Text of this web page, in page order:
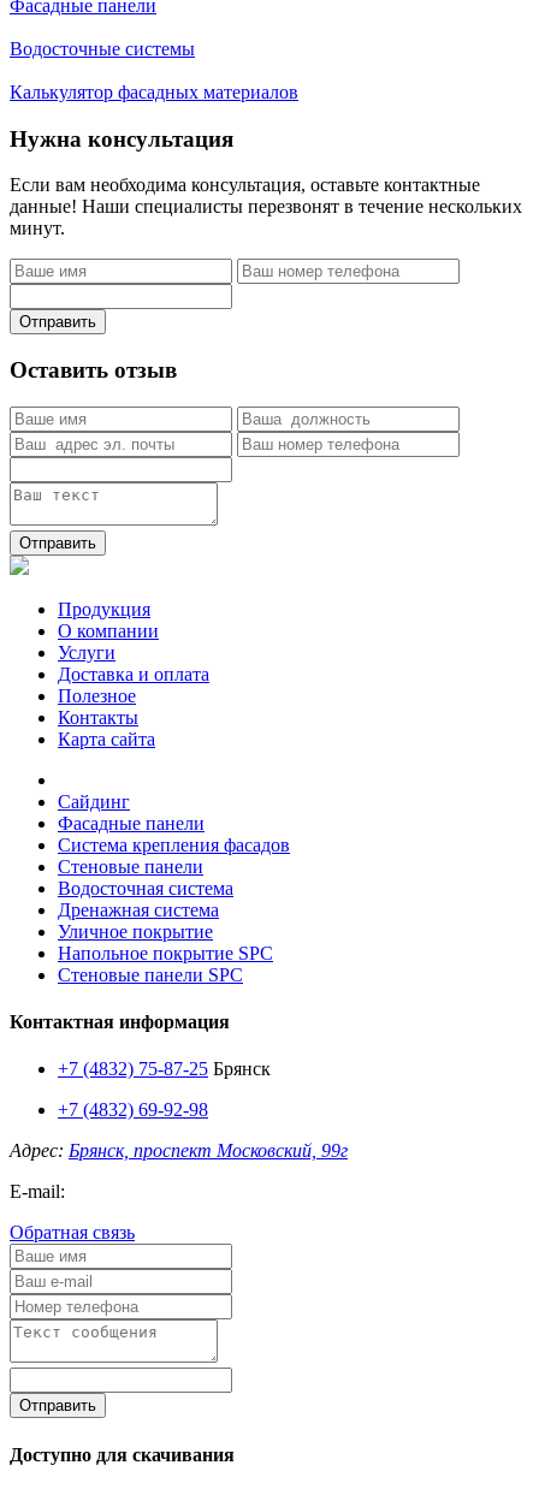
Фасадные панели
Водосточные системы
Калькулятор фасадных материалов
Нужна консультация
Если вам необходима консультация, оставьте контактные
данные! Наши специалисты перезвонят в течение нескольких
минут.
Отправить
Оставить отзыв
Отправить
Продукция
О компании
Услуги
Доставка и оплата
Полезное
Контакты
Карта сайта
Сайдинг
Фасадные панели
Система крепления фасадов
Стеновые панели
Водосточная система
Дренажная система
Уличное покрытие
Напольное покрытие SPC
Стеновые панели SPC
Контактная информация
+7 (4832) 75-87-25 Брянск
+7 (4832) 69-92-98
Адрес: Брянск, проспект Московский, 99г
E-mail:
Обратная связь
Отправить
Доступно для скачивания